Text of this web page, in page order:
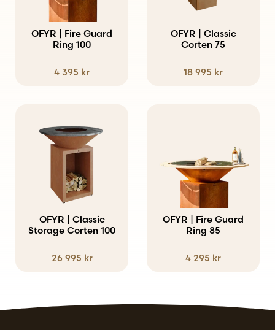
OFYR | Fire Guard
Ring 100
4 395 kr
OFYR | Classic
Corten 75
18 995 kr
OFYR | Classic
Storage Corten 100
26 995 kr
OFYR | Fire Guard
Ring 85
4 295 kr